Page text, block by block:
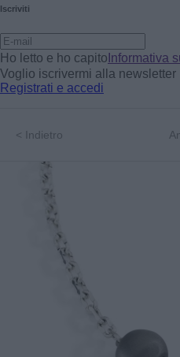
Iscriviti
Ho letto e ho capito Informativa
Voglio iscrivermi alla newsletter
Registrati e accedi
< Indietro